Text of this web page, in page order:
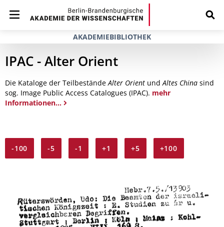
AKADEMIEBIBLIOTHEK
IPAC - Alter Orient
Die Kataloge der TeilbeständeAlter Orient undAltes China sind
sog. Image Public Access Catalogues (IPAC). mehr
Informationen...
-100 -5 -1 +1 +5 +100